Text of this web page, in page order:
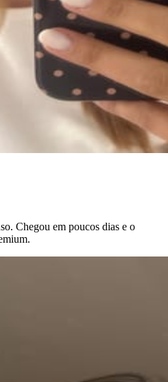
Chegou em poucos dias e o